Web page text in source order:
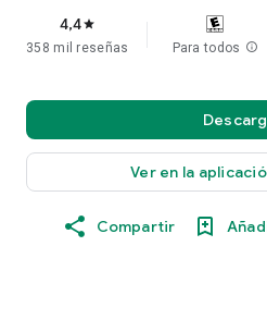
4,4star
358 mil reseñas Para todos info
Ver en la
Compartir